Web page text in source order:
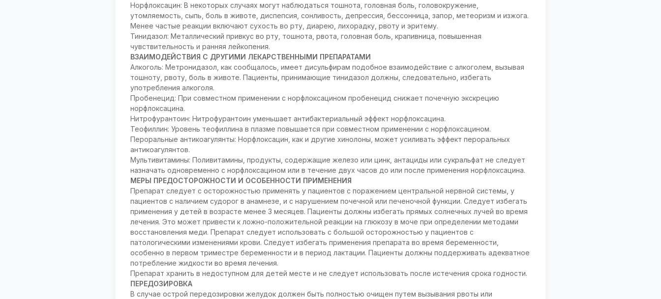
Норфлоксацин: В некоторых случаях могут наблюдаться тошнота, головная боль, головокружение,
утомляемость, сыпь, боль в животе, диспепсия, сонливость, депрессия, бессонница, запор, метеоризм и изжога.
Менее частые реакции включают сухость во рту, диарею, лихорадку, рвоту и эритему.
Тинидазол: Металлический привкус во рту, тошнота, рвота, головная боль, крапивница, повышенная
чувствительность и ранняя лейкопения.
ВЗАИМОДЕЙСТВИЯ С ДРУГИМИ ЛЕКАРСТВЕННЫМИ ПРЕПАРАТАМИ
Алкоголь: Метронидазол, как сообщалось, имеет дисульфирам подобное взаимодействие с алкоголем, вызывая
тошноту, рвоту, боль в животе. Пациенты, принимающие тинидазол должны, следовательно, избегать
употребления алкоголя.
Пробенецид: При совместном применении с норфлоксацином пробенецид снижает почечную экскрецию
норфлоксацина.
Нитрофурантоин: Нитрофурантоин уменьшает антибактериальный эффект норфлоксацина.
Теофиллин: Уровень теофиллина в плазме повышается при совместном применении с норфлоксацином.
Пероральные антикоагулянты: Норфлоксацин, как и другие хинолоны, может усиливать эффект пероральных
антикоагулянтов.
Мультивитамины: Поливитамины, продукты, содержащие железо или цинк, антациды или сукральфат не следует
назначать одновременно с норфлоксацином или в течение двух часов до или после применения норфлоксацина.
МЕРЫ ПРЕДОСТОРОЖНОСТИ И ОСОБЕННОСТИ ПРИМЕНЕНИЯ
Препарат следует с осторожностью применять у пациентов с поражением центральной нервной системы, у
пациентов с наличием судорог в анамнезе, и с нарушением почечной или печеночной функции. Следует избегать
применения у детей в возрасте менее 3 месяцев. Пациенты должны избегать прямых солнечных лучей во время
лечения. Это может привести к ложно-положительной реакции на глюкозу в моче при определении методами
восстановления меди. Препарат следует использовать с большой осторожностью у пациентов с
патологическими изменениями крови. Следует избегать применения препарата во время беременности,
особенно в первом триместре беременности и в период лактации. Пациенты должны поддерживать адекватное
потребление жидкости во время лечения.
Препарат хранить в недоступном для детей месте и не следует использовать после истечения срока годности.
ПЕРЕДОЗИРОВКА
В случае острой передозировки желудок должен быть полностью очищен путем вызывания рвоты или